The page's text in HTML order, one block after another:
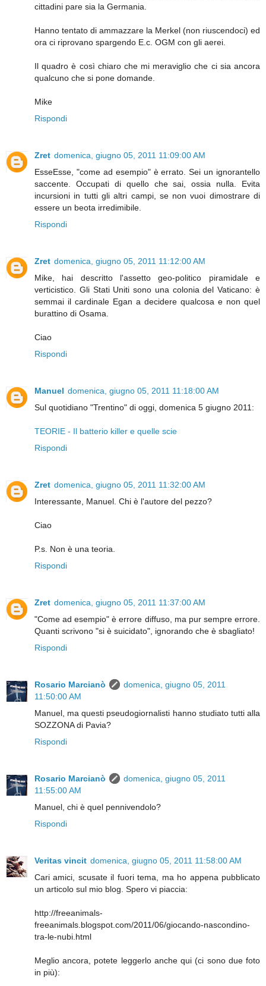
cittadini pare sia la Germania.
Hanno tentato di ammazzare la Merkel (non riuscendoci) ed
ora ci riprovano spargendo E.c. OGM con gli aerei.
Il quadro è così chiaro che mi meraviglio che ci sia ancora
qualcuno che si pone domande.
Mike
Rispondi
Zret domenica, giugno 05, 2011 11:09:00 AM
EsseEsse, "come ad esempio" è errato. Sei un ignorantello
saccente. Occupati di quello che sai, ossia nulla. Evita
incursioni in tutti gli altri campi, se non vuoi dimostrare di
essere un beota irredimibile.
Rispondi
Zret domenica, giugno 05, 2011 11:12:00 AM
Mike, hai descritto l'assetto geo-politico piramidale e
verticistico. Gli Stati Uniti sono una colonia del Vaticano: è
semmai il cardinale Egan a decidere qualcosa e non quel
burattino di Osama.
Ciao
Rispondi
Manuel domenica, giugno 05, 2011 11:18:00 AM
Sul quotidiano "Trentino" di oggi, domenica 5 giugno 2011:
TEORIE - Il batterio killer e quelle scie
Rispondi
Zret domenica, giugno 05, 2011 11:32:00 AM
Interessante, Manuel. Chi è l'autore del pezzo?
Ciao
P.s. Non è una teoria.
Rispondi
Zret domenica, giugno 05, 2011 11:37:00 AM
"Come ad esempio" è errore diffuso, ma pur sempre errore.
Quanti scrivono "si è suicidato", ignorando che è sbagliato!
Rispondi
Rosario Marcianò
domenica, giugno 05, 2011
11:50:00 AM
Manuel, ma questi pseudogiornalisti hanno studiato tutti alla
SOZZONA di Pavia?
Rispondi
Rosario Marcianò
domenica, giugno 05, 2011
11:55:00 AM
Manuel, chi è quel pennivendolo?
Rispondi
Veritas vincit domenica, giugno 05, 2011 11:58:00 AM
Cari amici, scusate il fuori tema, ma ho appena pubblicato
un articolo sul mio blog. Spero vi piaccia:
http://freeanimals-
freeanimals.blogspot.com/2011/06/giocando-nascondino-
tra-le-nubi.html
Meglio ancora, potete leggerlo anche qui (ci sono due foto
in più):